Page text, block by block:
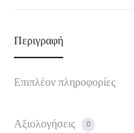
Περιγραφή
Επιπλέον πληροφορίες
Αξιολογήσεις 0